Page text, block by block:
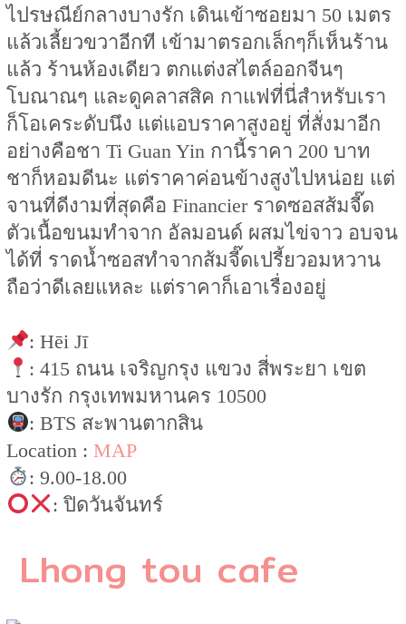
ไปรษณีย์กลางบางรัก เดินเข้าซอยมา 50 เมตร
แล้วเลี้ยวขวาอีกที เข้ามาตรอกเล็กๆก็เห็นร้าน
แล้ว ร้านห้องเดียว ตกแต่งสไตล์ออกจีนๆ
โบณาณๆ และดูคลาสสิค กาแฟที่นี่สำหรับเรา
ก็โอเคระดับนึง แต่แอบราคาสูงอยู่ ที่สั่งมาอีก
อย่างคือชา Ti Guan Yin กานี้ราคา 200 บาท
ชาก็หอมดีนะ แต่ราคาค่อนข้างสูงไปหน่อย แต่
จานที่ดีงามที่สุดคือ Financier ราดซอสส้มจี๊ด
ตัวเนื้อขนมทำจาก อัลมอนด์ ผสมไข่จาว อบจน
ได้ที่ ราดน้ำซอสทำจากส้มจี๊ดเปรี้ยวอมหวาน
ถือว่าดีเลยแหละ แต่ราคาก็เอาเรื่องอยู่
: Hēi Jī
: 415 ถนน เจริญกรุง แขวง สี่พระยา เขต
บางรัก กรุงเทพมหานคร 10500
: BTS สะพานตากสิน
Location :MAP
: 9.00-18.00
: ปิดวันจันทร์
Lhong tou cafe